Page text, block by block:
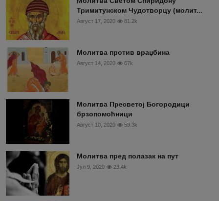
Тримитунском Чудотворцу (молит...
Август 17, 2020 81.2k
Молитва против враџбина
Август 14, 2020 67k
Молитва Пресветој Богородици
брзопомоћници
Август 10, 2020 59.3k
Молитва пред полазак на пут
Јул 9, 2020 23.4k